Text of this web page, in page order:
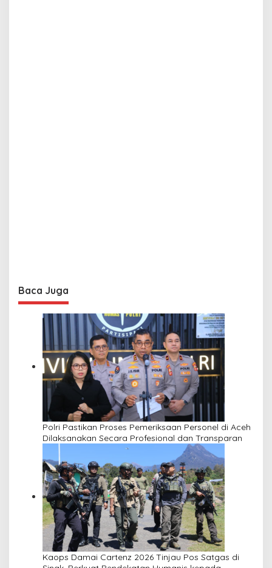
Baca Juga
Polri Pastikan Proses Pemeriksaan Personel di Aceh
Dilaksanakan Secara Profesional dan Transparan
Kaops Damai Cartenz 2026 Tinjau Pos Satgas di